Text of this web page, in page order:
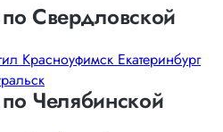
Свердловской
Красноуфимск Екатеринбург
Челябинской